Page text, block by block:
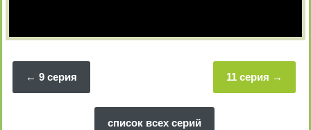
11 серия
9 серия
список всех серий